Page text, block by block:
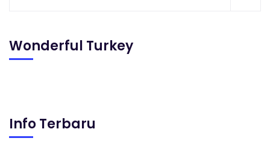
Wonderful Turkey
Info Terbaru